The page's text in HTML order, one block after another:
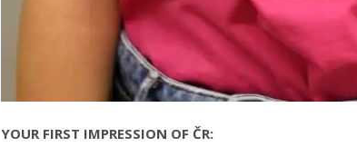
YOUR FIRST IMPRESSION OF ČR: